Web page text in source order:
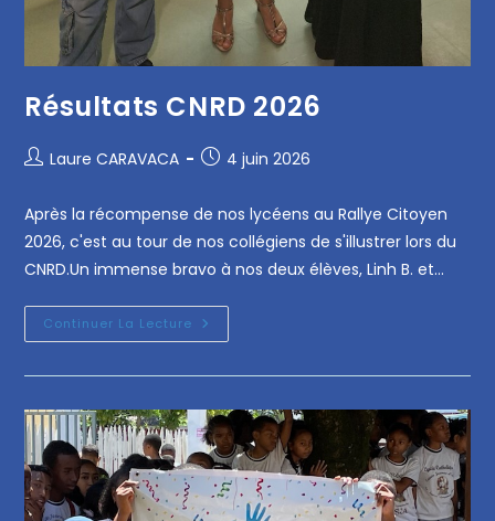
Résultats CNRD 2026
Laure CARAVACA 4 juin 2026
Après la récompense de nos lycéens au Rallye Citoyen
2026, c'est au tour de nos collégiens de s'illustrer lors du
CNRD.Un immense bravo à nos deux élèves, Linh B. et…
Continuer La Lecture